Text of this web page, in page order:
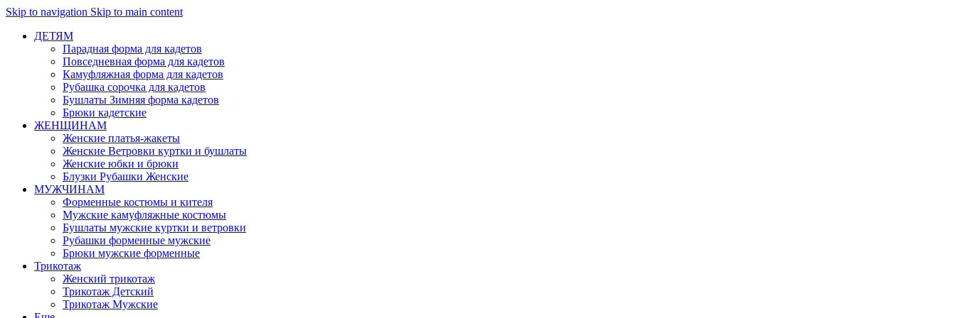
Skip to navigation Skip to main content
ДЕТЯМ
Парадная форма для кадетов
Повседневная форма для кадетов
Камуфляжная форма для кадетов
Рубашка сорочка для кадетов
Бушлаты Зимняя форма кадетов
Брюки кадетские
ЖЕНЩИНАМ
Женские платья-жакеты
Женские Ветровки куртки и бушлаты
Женские юбки и брюки
Блузки Рубашки Женские
МУЖЧИНАМ
Форменные костюмы и кителя
Мужские камуфляжные костюмы
Бушлаты мужские куртки и ветровки
Рубашки форменные мужские
Брюки мужские форменные
Трикотаж
Женский трикотаж
Трикотаж Детский
Трикотаж Мужские